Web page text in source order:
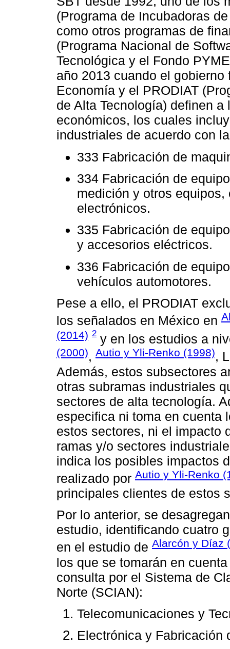
(Programa de Incubadoras
como otros programas de
(Programa Nacional de
Tecnológica y el Fondo
año 2013 cuando el
Economía y el PRODIAT
de Alta Tecnología) definen
económicos, los cuales
industriales de acuerdo con
333 Fabricación de
334 Fabricación de
medición y otros
electrónicos.
335 Fabricación de
y accesorios eléctricos.
336 Fabricación de
vehículos automotores.
Pese a ello, el PRODIAT
los señalados en México en
(2014) 2 y en los estudios a
(2000), Autio y Yli-Renko (1998),
Además, estos subsectores
otras subramas industriales
sectores de alta tecnología.
especifica ni toma en cuenta
estos sectores, ni el impacto
ramas y/o sectores
indica los posibles impactos
realizado por Autio y Yli-Renko
principales clientes de estos
Por lo anterior, se
estudio, identificando cuatro
en el estudio de Alarcón y Díaz
los que se tomarán en
consulta por el Sistema de
Norte (SCIAN):
Telecomunicaciones y
Electrónica y Fabricación